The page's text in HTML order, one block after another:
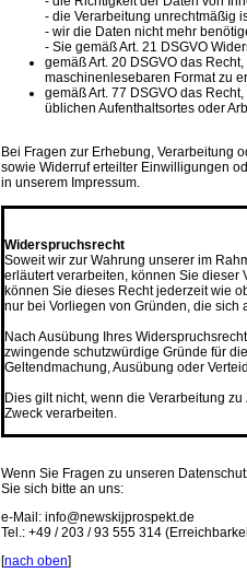
- die Verarbeitung unrechtmäßig
- wir die Daten nicht mehr
- Sie gemäß Art. 21 DSGVO
gemäß Art. 20 DSGVO das
maschinenlesebaren Format zu
gemäß Art. 77 DSGVO das
üblichen Aufenthaltsortes oder
Bei Fragen zur Erhebung, Verarbeitung
sowie Widerruf erteilter Einwilligungen
in unserem Impressum.
Widerspruchsrecht
Soweit wir zur Wahrung unserer im
erläutert verarbeiten, können Sie dieser
können Sie dieses Recht jederzeit wie
nur bei Vorliegen von Gründen, die sich
Nach Ausübung Ihres
zwingende schutzwürdige Gründe für
Geltendmachung, Ausübung oder
Dies gilt nicht, wenn die Verarbeitung
Zweck verarbeiten.
Wenn Sie Fragen zu unseren
Sie sich bitte an uns:
e-Mail: info@newskijprospekt.de
Tel.: +49 / 203 / 93 555 314
[nach oben]